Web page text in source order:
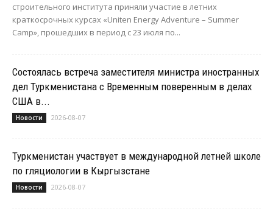
строительного института приняли участие в летних
краткосрочных курсах «Uniten Energy Adventure – Summer
Camp», прошедших в период с 23 июля по...
Состоялась встреча заместителя министра иностранных
дел Туркменистана с Временным поверенным в делах
США в...
Новости 2026-08-07
Туркменистан участвует в международной летней школе
по гляциологии в Кыргызстане
Новости 2026-08-07